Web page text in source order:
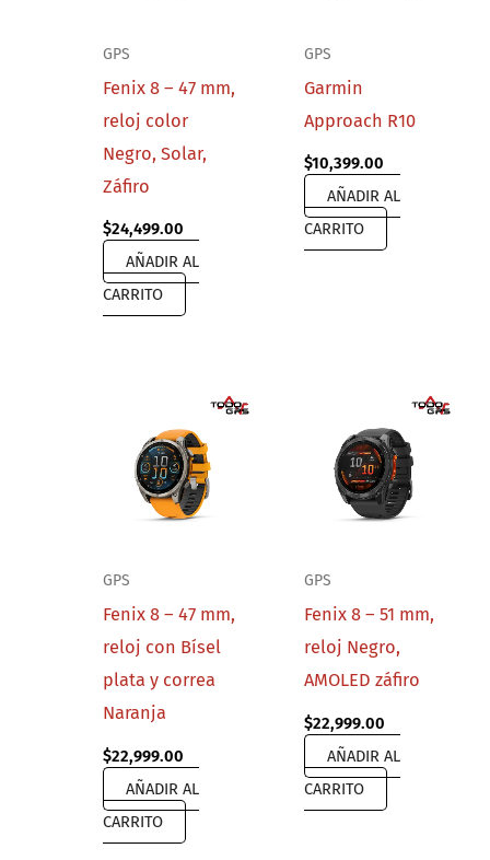
GPS
Fenix 8 – 47 mm,
reloj color
Negro, Solar,
Záfiro
$24,499.00
AÑADIR AL
CARRITO
GPS
Garmin
Approach R10
$10,399.00
AÑADIR AL
CARRITO
GPS
Fenix 8 – 47 mm,
reloj con Bísel
plata y correa
Naranja
$22,999.00
AÑADIR AL
CARRITO
GPS
Fenix 8 – 51 mm,
reloj Negro,
AMOLED záfiro
$22,999.00
AÑADIR AL
CARRITO